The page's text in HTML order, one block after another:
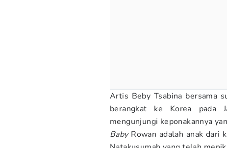
Artis Beby Tsabina bersama
berangkat ke Korea pada
mengunjungi keponakannya
BabyRowan adalah anak dari